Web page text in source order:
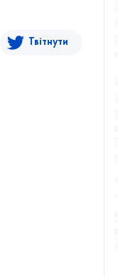
Твітнути